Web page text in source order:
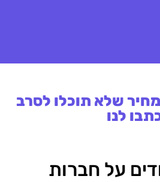
שלא תוכלו לסרב
לנו
על חברות